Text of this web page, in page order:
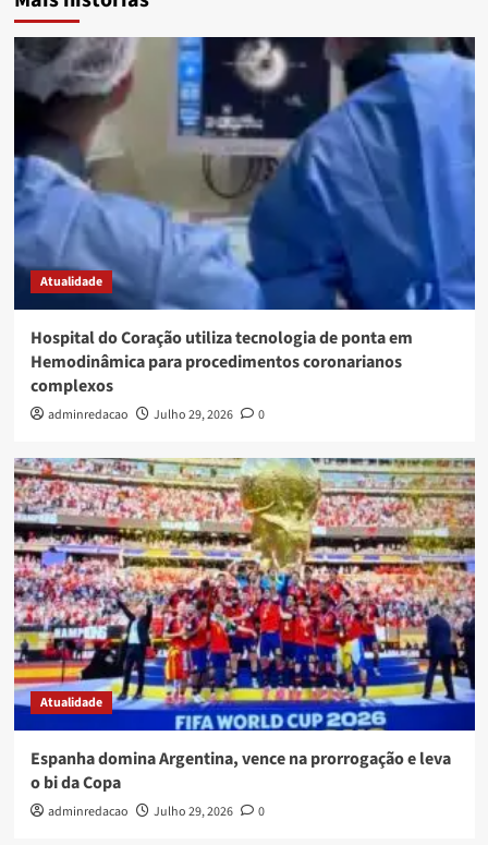
Atualidade
Hospital do Coração utiliza tecnologia de ponta em
Hemodinâmica para procedimentos coronarianos
complexos
adminredacao Julho 29, 2026 0
Atualidade
Espanha domina Argentina, vence na prorrogação e leva
o bi da Copa
adminredacao Julho 29, 2026 0